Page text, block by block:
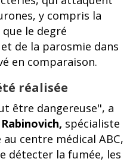
y compris la
le degré
et de la parosmie dans
en comparaison.
réalisée
être dangereuse", a
spécialiste
centre médical ABC,
détecter la fumée, les